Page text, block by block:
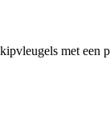
met een